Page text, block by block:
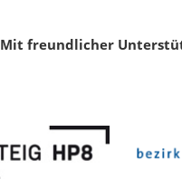
Mit freundlicher